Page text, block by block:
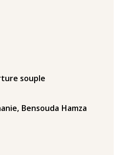
, Bensouda Hamza
souple